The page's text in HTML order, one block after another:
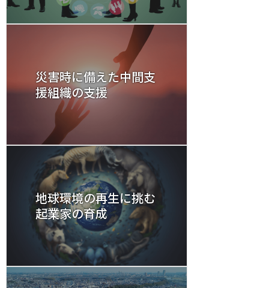
災害時に備えた中間支
援組織の支援
地球環境の再生に挑む
起業家の育成